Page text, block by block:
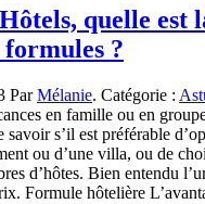
Town,
quelle est
?
ParMélanie. Catégorie :
en famille ou en
savoir s’il est préférable
ou d’une villa, ou de
d’hôtes. Bien entendu
Formule hôtelière